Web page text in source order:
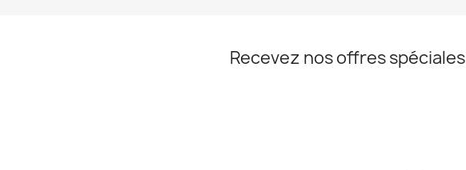
Recevez nos offres spéciales